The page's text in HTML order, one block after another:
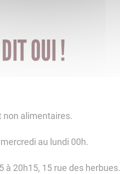
non alimentaires.
au lundi 00h.
à 20h15, 15 rue des herbues.